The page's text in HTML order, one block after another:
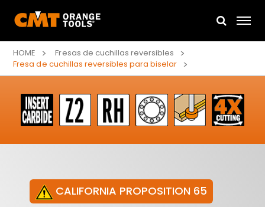
HOME
Fresas de cuchillas reversibles
Fresa de cuchillas reversibles para biselar
CALIFORNIA PROPOSITION 65